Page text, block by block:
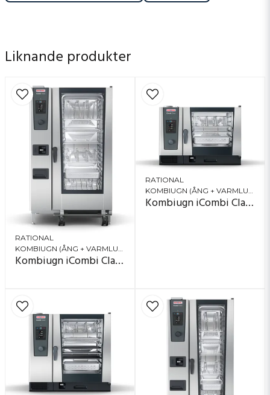
Liknande produkter
RATIONAL
KOMBIUGN (ÅNG + VARMLUFT)
Kombiugn iCombi Classic 20-2/1
RATIONAL
KOMBIUGN (ÅNG + VARMLUFT)
Kombiugn iCombi Classic 6-2/1